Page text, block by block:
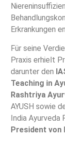
Erkrankungen
Für seine
Praxis erhielt
darunter den
Teaching in
Rashtriya
AYUSH sowie
India Ayurveda
President von